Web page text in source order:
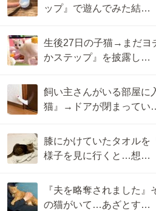
ップ』で遊んでみた結…
生後27日の子猫→まだヨ
かステップ』を披露し…
飼い主さんがいる部屋に
猫』→ドアが閉まってい
膝にかけていたタオル
様子を見に行くと…想…
『夫を略奪されました
の猫がいて…あざとす…